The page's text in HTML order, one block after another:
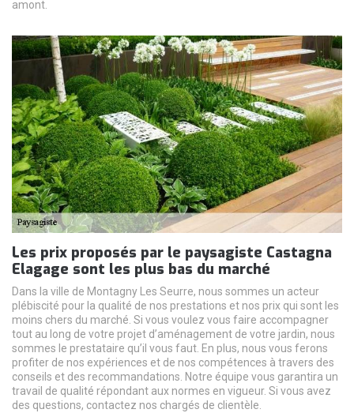
amont.
Les prix proposés par le paysagiste Castagna
Elagage sont les plus bas du marché
Dans la ville de Montagny Les Seurre, nous sommes un acteur
plébiscité pour la qualité de nos prestations et nos prix qui sont les
moins chers du marché. Si vous voulez vous faire accompagner
tout au long de votre projet d’aménagement de votre jardin, nous
sommes le prestataire qu’il vous faut. En plus, nous vous ferons
profiter de nos expériences et de nos compétences à travers des
conseils et des recommandations. Notre équipe vous garantira un
travail de qualité répondant aux normes en vigueur. Si vous avez
des questions, contactez nos chargés de clientèle.